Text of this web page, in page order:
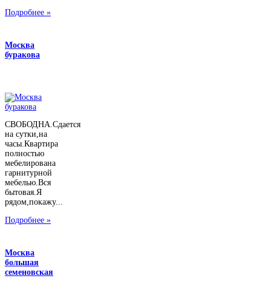
Подробнее »
Москва
буракова
СВОБОДНА.Сдается
на сутки,на
часы.Квартира
полностью
мебелирована
гарнитурной
мебелью.Вся
бытовая.Я
рядом,покажу...
Подробнее »
Москва
большая
семеновская